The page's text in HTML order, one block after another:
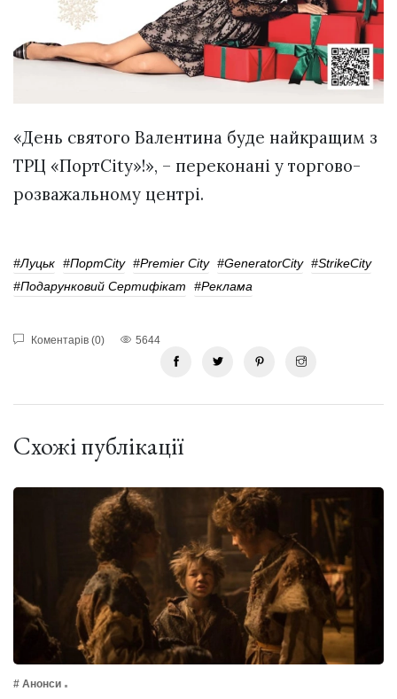
«День святого Валентина буде найкращим з
ТРЦ «ПортCity»!», – переконані у торгово-
розважальному центрі.
#Луцьк #ПортCity #Premier Cіty #GeneratorCity #StrikeCity
#Подарунковий Сертифікат
#реклама
Коментарів (0) 5644
Схожі публікації
# Анонси